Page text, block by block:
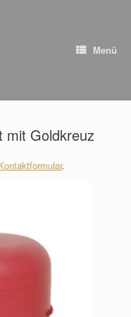
Menü
mit Goldkreuz
.